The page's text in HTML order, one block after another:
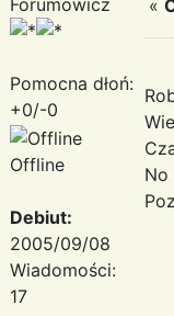
Pomocna dłoń:
+0/-0
Offline
Debiut:
2005/09/08
Wiadomości:
17
«
No